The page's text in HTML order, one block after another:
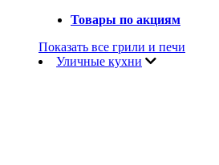
Товары по акциям
Показать все грили и печи
Уличные кухни